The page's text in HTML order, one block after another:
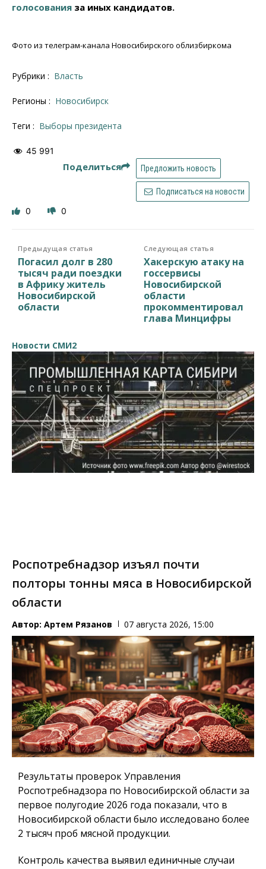
голосования за иных кандидатов.
Фото из телеграм-канала Новосибирского облизбиркома
Рубрики : Власть
Регионы : Новосибирск
Теги : выборы президента
45 991
Поделиться Предложить новость
Подписаться на новости
0 0
Предыдущая статья
Погасил долг в 280
тысяч ради поездки
в Африку житель
Новосибирской
области
Следующая статья
Хакерскую атаку на
госсервисы
Новосибирской
области
прокомментировал
глава Минцифры
Новости СМИ2
Роспотребнадзор изъял почти
полторы тонны мяса в Новосибирской
области
Автор: Артем Рязанов 07 августа 2026, 15:00
Результаты проверок Управления
Роспотребнадзора по Новосибирской области за
первое полугодие 2026 года показали, что в
Новосибирской области было исследовано более
2 тысяч проб мясной продукции.
Контроль качества выявил единичные случаи